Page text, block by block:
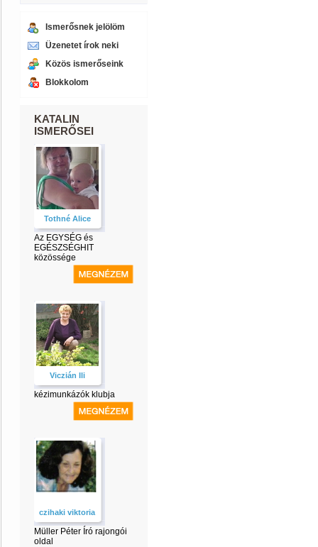
Ismerősnek jelölöm
Üzenetet írok neki
Közös ismerőseink
Blokkolom
KATALIN
ISMERŐSEI
Tothné Alice
Az EGYSÉG és
EGÉSZSÉGHIT
közössége
Viczián Ili
kézimunkázók klubja
czihaki viktoria
Müller Péter Író rajongói
oldal